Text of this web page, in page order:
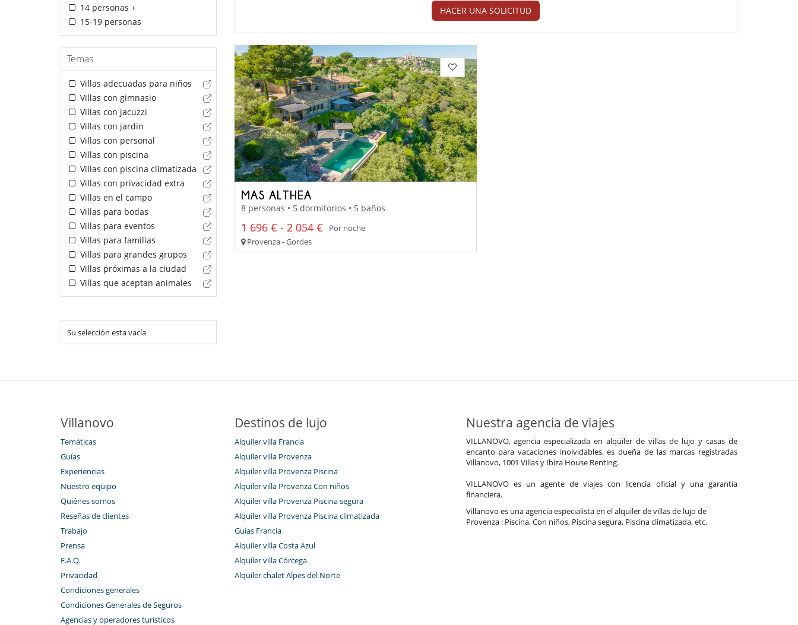
14 personas +
15-19 personas
Temas
Villas adecuadas para niños
Villas con gimnasio
Villas con jacuzzi
Villas con jardin
Villas con personal
Villas con piscina
Villas con piscina climatizada
Villas con privacidad extra
Villas en el campo
Villas para bodas
Villas para eventos
Villas para familias
Villas para grandes grupos
Villas próximas a la ciudad
Villas que aceptan animales
Su selección esta vacía
HACER UNA SOLICITUD
MAS ALTHEA
8 personas • 5 dormitorios • 5 baños
1 696 € - 2 054 €
Por noche
Provenza - Gordes
Villanovo
Temáticas
Guías
Experiencias
Nuestro equipo
Quiénes somos
Reseñas de clientes
Trabajo
Prensa
F.A.Q.
Privacidad
Condiciones generales
Condiciones Generales de Seguros
Agencias y operadores turísticos
Destinos de lujo
Alquiler villa Francia
Alquiler villa Provenza
Alquiler villa Provenza Piscina
Alquiler villa Provenza Con niños
Alquiler villa Provenza Piscina segura
Alquiler villa Provenza Piscina climatizada
Guías Francia
Alquiler villa Costa Azul
Alquiler villa Córcega
Alquiler chalet Alpes del Norte
Nuestra agencia de viajes
VILLANOVO, agencia especializada en alquiler de villas de lujo y casas de
encanto para vacaciones inolvidables, es dueña de las marcas registradas
Villanovo, 1001 Villas y Ibiza House Renting.
VILLANOVO es un agente de viajes con licencia oficial y una garantía
financiera.
Villanovo es una agencia especialista en el alquiler de villas de lujo de
Provenza : Piscina, Con niños, Piscina segura, Piscina climatizada, etc.